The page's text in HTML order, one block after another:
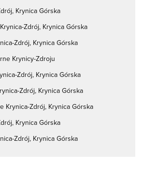
Krynica Górska
Zdrój, Krynica Górska
Zdrój, Krynica Górska
Krynicy-Zdroju
Zdrój, Krynica Górska
Zdrój, Krynica Górska
Krynica-Zdrój, Krynica Górska
Krynica Górska
Zdrój, Krynica Górska